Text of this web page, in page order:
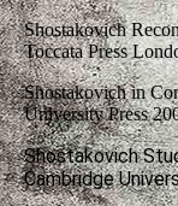
Shostakovich
Toccata Press
Shostakovich in
University Press
Shostakovich
Cambridge